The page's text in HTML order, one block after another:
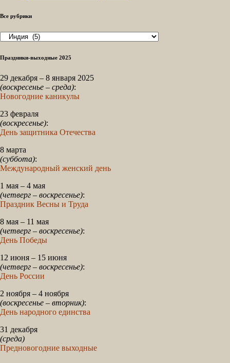
Все рубрики
Все
Праздники-выходные 2025
29 декабря – 8 января 2025
(воскресенье – среда):
Новогодние каникулы
23 февраля
(воскресенье):
День защитника Отечества
8 марта
(суббота):
Международный женский день
1 мая – 4 мая
(четверг – воскресенье):
Праздник Весны и Труда
8 мая – 11 мая
(четверг – воскресенье):
День Победы
12 июня – 15 июня
(четверг – воскресенье):
День России
2 ноября – 4 ноября
(воскресенье – вторник):
День народного единства
31 декабря
(среда)
Предновогодние выходные